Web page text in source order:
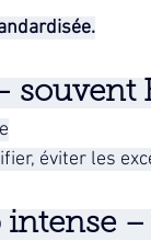
souvent
éviter les
–